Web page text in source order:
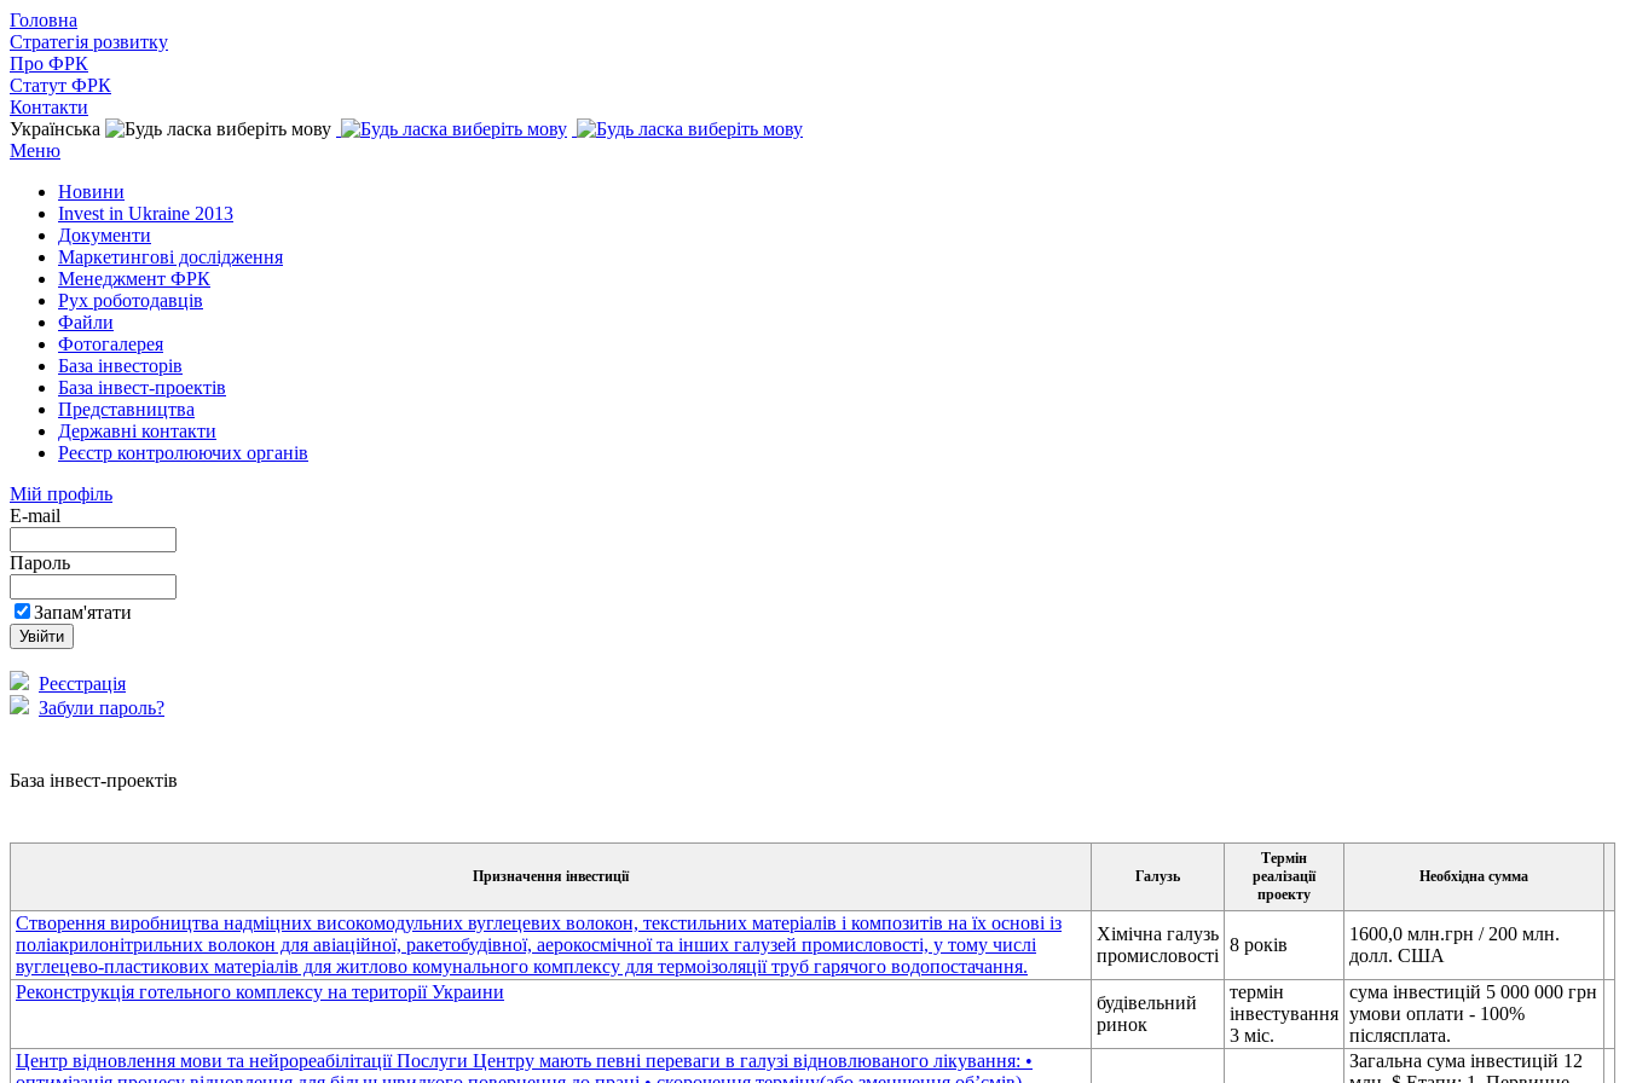
Головна
Стратегія розвитку
Про ФРК
Статут ФРК
Контакти
Українська
Меню
Новини
Invest in Ukraine 2013
Документи
Маркетингові дослідження
Менеджмент ФРК
Рух роботодавців
Файли
Фотогалерея
База інвесторів
База інвест-проектів
Представництва
Державні контакти
Реєстр контролюючих органів
Мій профіль
E-mail
Пароль
Запам'ятати
Реєстрація
Забули пароль?
База інвест-проектів
Призначення інвестиції Галузь
Термін
реалізації
проекту
Необхідна сумма
Створення виробництва надміцних високомодульних вуглецевих волокон, текстильних матеріалів і композитів на їх основі із
поліакрилонітрильних волокон для авіаційної, ракетобудівної, аерокосмічної та інших галузей промисловості, у тому числі
вуглецево-пластикових матеріалів для житлово комунального комплексу для термоізоляції труб гарячого водопостачання.
Хімічна галузь
промисловості
8 років
1600,0 млн.грн / 200 млн.
долл. США
Реконструкція готельного комплексу на території Украини
будівельний
ринок
термін
інвестування
3 міс.
сума інвестицій 5 000 000 грн
умови оплати - 100%
післясплата.
Центр відновлення мови та нейрореабілітації Послуги Центру мають певні переваги в галузі відновлюваного лікування: •
Загальна сума інвестицій 12